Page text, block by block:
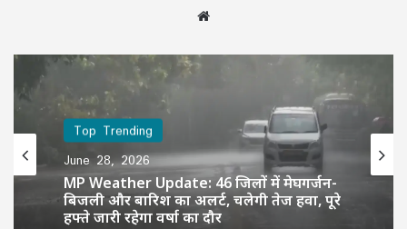
Top Trending
June 28, 2026
MP Weather Update: 46 जिलों में मेघगर्जन-
बिजली और बारिश का अलर्ट, चलेगी तेज हवा, पूरे
हफ्ते जारी रहेगा वर्षा का दौर